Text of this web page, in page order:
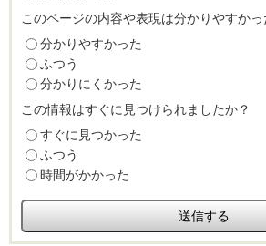
このページの内容や表現は分かりやすかっ
分かりやすかった
ふつう
分かりにくかった
この情報はすぐに見つけられましたか？
すぐに見つかった
ふつう
時間がかかった